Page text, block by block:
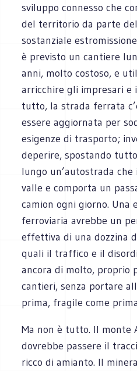
sviluppo connesso che
del territorio da parte del
sostanziale
è previsto un cantiere
anni, molto costoso, e
arricchire gli impresari
tutto, la strada ferrata
essere aggiornata per
esigenze di trasporto;
deperire, spostando
lungo un’autostrada che
valle e comporta un
camion ogni giorno. Una
ferroviaria avrebbe un
effettiva di una dozzina
quali il traffico e il
ancora di molto, proprio
cantieri, senza portare
prima, fragile come
Ma non è tutto. Il monte
dovrebbe passere il
ricco di amianto. Il